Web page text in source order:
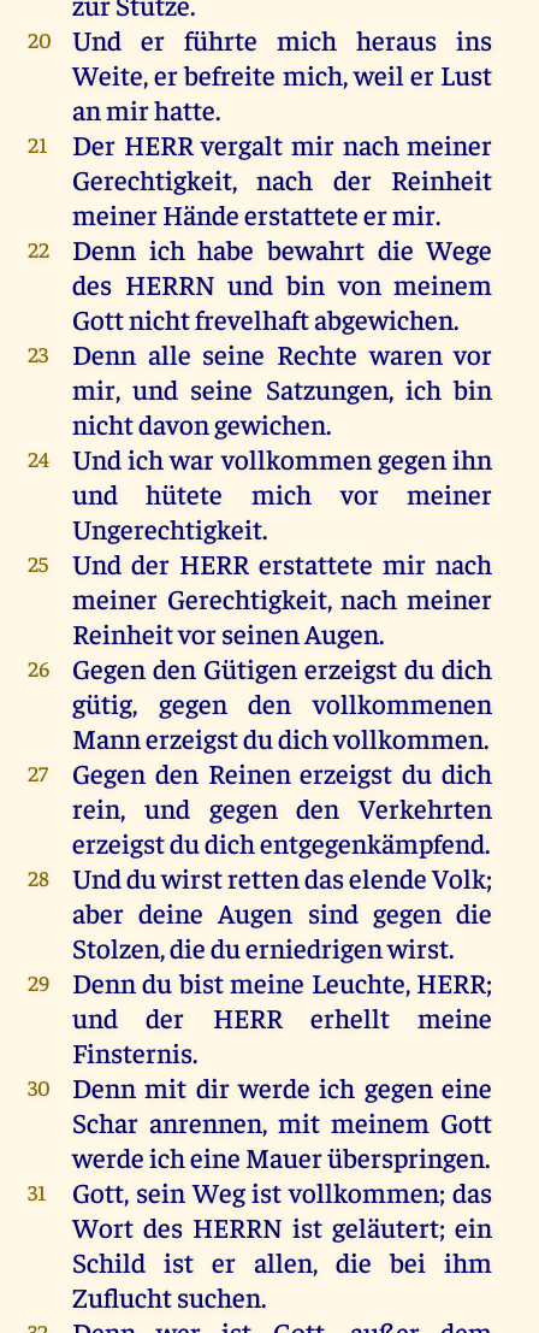
20 Und er führte mich heraus ins
Weite,erbefreite mich,weil er Lust
anmirhatte.
21 Der HERR vergalt mir nach meiner
Gerechtigkeit,nach derReinheit
meinerHändeerstatteteermir.
22 Denn ich habe bewahrt die Wege
des HERRN und bin von meinem
Gottnichtfrevelhaftabgewichen.
23 Denn alle seine Rechte waren vor
mir,und seine Satzungen, ich bin
nichtdavongewichen.
24 Undichwarvollkommengegenihn
und
hütete mich vor
meiner
Ungerechtigkeit.
25 Und der HERR erstattetemir nach
meiner Gerechtigkeit,nach meiner
ReinheitvorseinenAugen.
26 Gegen denGütigen erzeigstdu dich
gütig, gegen den vollkommenen
Mannerzeigstdudichvollkommen.
27 Gegen den Reinenerzeigstdu dich
rein, und gegen den Verkehrten
erzeigstdudichentgegenkämpfend.
28 UndduwirstrettendaselendeVolk;
aber deine Augen sind gegen die
Stolzen,dieduerniedrigenwirst.
29 Denndubistmeine Leuchte, HERR;
und
der HERRerhelltmeine
Finsternis.
30 Denn mit dir werde ich gegen eine
Scharanrennen, mit meinem Gott
werdeicheine Mauerüberspringen.
31 Gott, sein Weg ist vollkommen;das
Wort des HERRN ist geläutert;ein
Schild ist er allen,die bei ihm
Zufluchtsuchen.